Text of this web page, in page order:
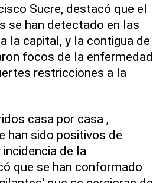
Sucre, destacó que el
se han detectado en las
la capital, y la contigua de
focos de la enfermedad
restricciones a la
casa por casa ,
han sido positivos de
de la
que se han conformado